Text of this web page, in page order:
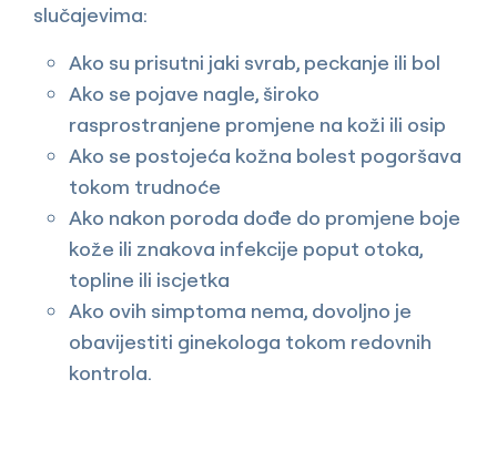
slučajevima:
Ako su prisutni jaki svrab, peckanje ili bol
Ako se pojave nagle, široko
rasprostranjene promjene na koži ili osip
Ako se postojeća kožna bolest pogoršava
tokom trudnoće
Ako nakon poroda dođe do promjene boje
kože ili znakova infekcije poput otoka,
topline ili iscjetka
Ako ovih simptoma nema, dovoljno je
obavijestiti ginekologa tokom redovnih
kontrola.